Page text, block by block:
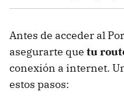
Antes de acceder al
asegurarte que tu
conexión a internet.
estos pasos: